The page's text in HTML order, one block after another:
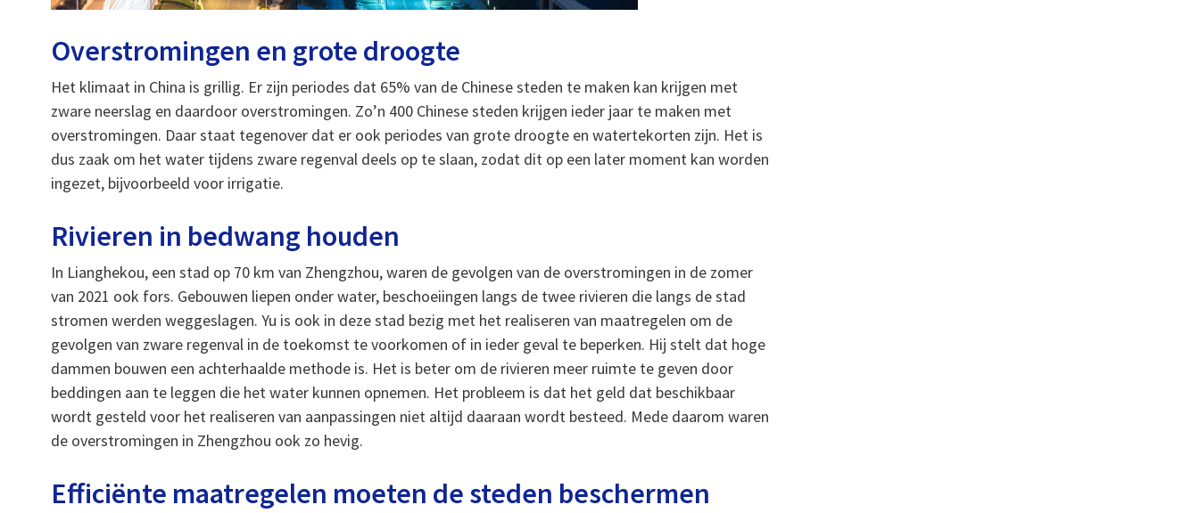
Overstromingen en grote droogte
Het klimaat in China is grillig. Er zijn periodes dat 65% van de Chinese steden te maken kan krijgen met
zware neerslag en daardoor overstromingen. Zo’n 400 Chinese steden krijgen ieder jaar te maken met
overstromingen. Daar staat tegenover dat er ook periodes van grote droogte en watertekorten zijn. Het is
dus zaak om het water tijdens zware regenval deels op te slaan, zodat dit op een later moment kan worden
ingezet, bijvoorbeeld voor irrigatie.
Rivieren in bedwang houden
In Lianghekou, een stad op 70 km van Zhengzhou, waren de gevolgen van de overstromingen in de zomer
van 2021 ook fors. Gebouwen liepen onder water, beschoeiingen langs de twee rivieren die langs de stad
stromen werden weggeslagen. Yu is ook in deze stad bezig met het realiseren van maatregelen om de
gevolgen van zware regenval in de toekomst te voorkomen of in ieder geval te beperken. Hij stelt dat hoge
dammen bouwen een achterhaalde methode is. Het is beter om de rivieren meer ruimte te geven door
beddingen aan te leggen die het water kunnen opnemen. Het probleem is dat het geld dat beschikbaar
wordt gesteld voor het realiseren van aanpassingen niet altijd daaraan wordt besteed. Mede daarom waren
de overstromingen in Zhengzhou ook zo hevig.
Efficiënte maatregelen moeten de steden beschermen